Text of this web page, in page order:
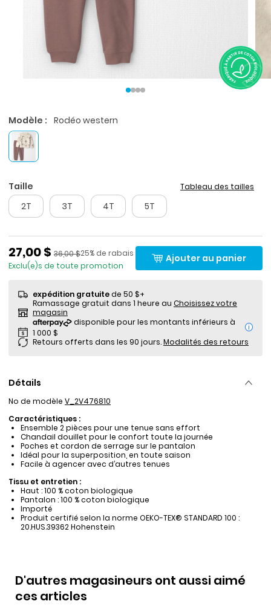
Modèle : Rodéo western
Taille Tableau des tailles
2T 3T 4T 5T
Prix de solde
27,00 $ Pourcentage de rabais
25% de rabais
Prix ​​de détail suggéré par le fabricant
36,00 $
Exclu(e)s de toute promotion
Ajouter au panier
expédition gratuitede 50 $+
Ramassage gratuit dans 1 heure au Choisissez votre
magasin
i
Retours offerts dans les 90 jours.Modalités des retours
Détails
No de modèle V_2V476810
Caractéristiques :
Ensemble 2 pièces pour une tenue sans effort
Chandail douillet pour le confort toute la journée
Poches et cordon de serrage sur le pantalon
Idéal pour la superposition, en toute saison
Facile à agencer avec d’autres tenues
Tissu et entretien :
Haut : 100 % coton biologique
Pantalon : 100 % coton biologique
Importé
Produit certifié selon la norme OEKO-TEX® STANDARD 100 :
20.HUS.39362 Hohenstein
D'autres magasineurs ont aussi aimé
ces articles